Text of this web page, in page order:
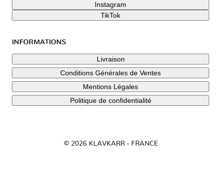
Instagram
TikTok
INFORMATIONS
Livraison
Conditions Générales de Ventes
Mentions Légales
Politique de confidentialité
© 2026 KLAVKARR - FRANCE